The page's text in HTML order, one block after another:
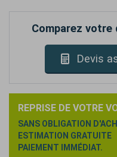
Comparez votre
Devis
REPRISE DE VOTRE
SANS OBLIGATION
ESTIMATION GRATUITE
PAIEMENT IMMÉDIAT.